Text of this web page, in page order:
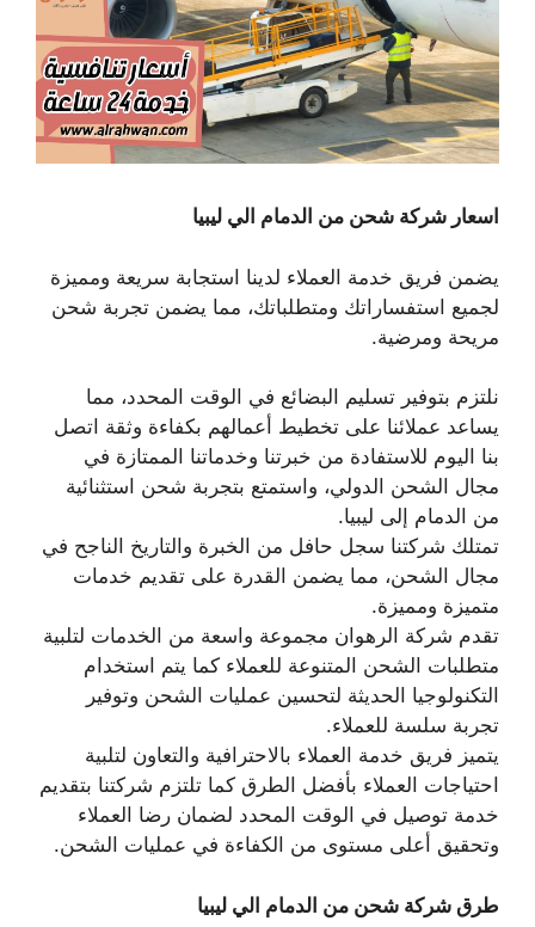
اسعار شركة شحن من الدمام الي ليبيا
يضمن فريق خدمة العملاء لدينا استجابة سريعة ومميزة
لجميع استفساراتك ومتطلباتك، مما يضمن تجربة شحن
مريحة ومرضية.
نلتزم بتوفير تسليم البضائع في الوقت المحدد، مما
يساعد عملائنا على تخطيط أعمالهم بكفاءة وثقة اتصل
بنا اليوم للاستفادة من خبرتنا وخدماتنا الممتازة في
مجال الشحن الدولي، واستمتع بتجربة شحن استثنائية
من الدمام إلى ليبيا.
تمتلك شركتنا سجل حافل من الخبرة والتاريخ الناجح في
مجال الشحن، مما يضمن القدرة على تقديم خدمات
متميزة ومميزة.
تقدم شركة الرهوان مجموعة واسعة من الخدمات لتلبية
متطلبات الشحن المتنوعة للعملاء كما يتم استخدام
التكنولوجيا الحديثة لتحسين عمليات الشحن وتوفير
تجربة سلسة للعملاء.
يتميز فريق خدمة العملاء بالاحترافية والتعاون لتلبية
احتياجات العملاء بأفضل الطرق كما تلتزم شركتنا بتقديم
خدمة توصيل في الوقت المحدد لضمان رضا العملاء
وتحقيق أعلى مستوى من الكفاءة في عمليات الشحن.
طرق شركة شحن من الدمام الي ليبيا